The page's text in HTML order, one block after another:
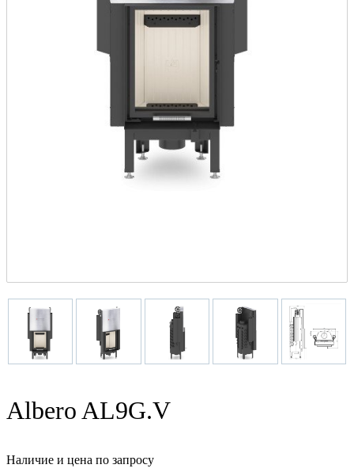
Albero AL9G.V
Наличие и цена по запросу